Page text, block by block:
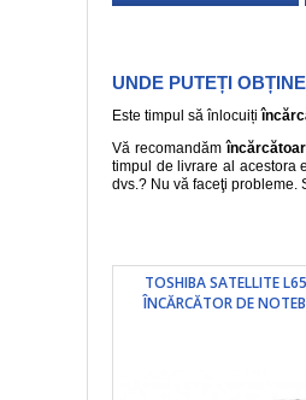
UNDE PUTEȚI
Este timpul să înlocuiți
Vă recomandăm
timpul de livrare al acestora
dvs.? Nu vă faceţi probleme.
TOSHIBA SATELLITE
ÎNCĂRCĂTOR DE